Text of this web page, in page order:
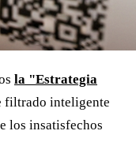
la "Estrategia
filtrado inteligente
los insatisfechos